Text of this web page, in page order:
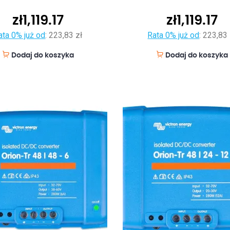
zł1,119.17
0% już od:223,83 zł
Dodaj do koszyka
zł1,119.17
Rata 0% już od:223,83
Dodaj do koszyka